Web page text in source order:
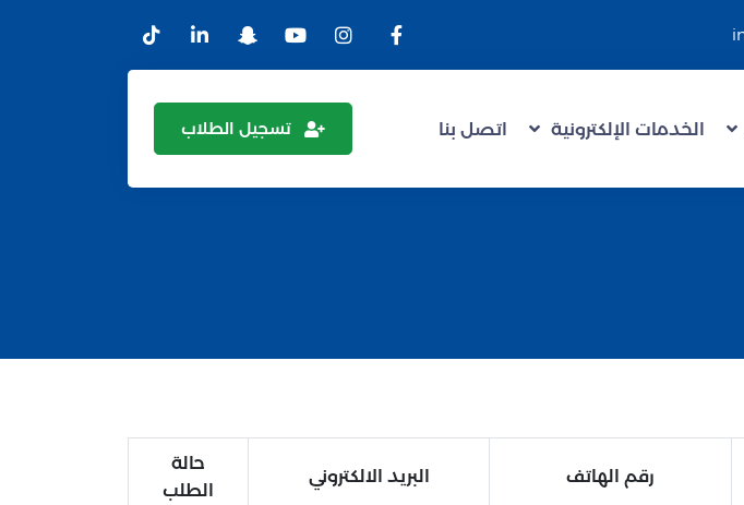
الخدمات الإلكترونية اتصل بنا تسجيل الطلاب
رقم الهاتف البريد الالكتروني
حالة
الطلب